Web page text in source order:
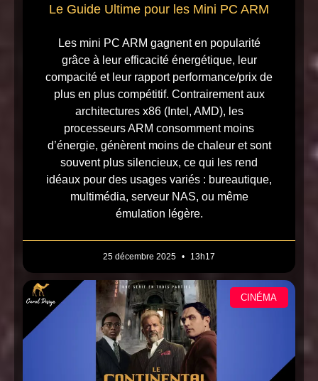
Le Guide Ultime pour les Mini PC ARM
Les mini PC ARM gagnent en popularité
grâce à leur efficacité énergétique, leur
compacité et leur rapport performance/prix de
plus en plus compétitif. Contrairement aux
architectures x86 (Intel, AMD), les
processeurs ARM consomment moins
d’énergie, génèrent moins de chaleur et sont
souvent plus silencieux, ce qui les rend
idéaux pour des usages variés : bureautique,
multimédia, serveur NAS, ou même
émulation légère.
25 décembre 2025 13h17
CINÉMA